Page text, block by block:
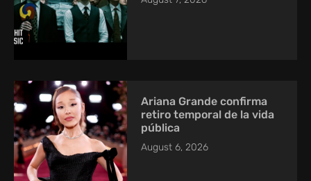
Ariana Grande confirma
retiro temporal de la vida
pública
August 6, 2026